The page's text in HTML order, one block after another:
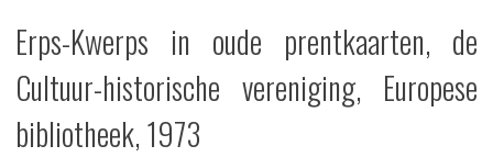
Erps-Kwerps in oude prentkaarten, de
Cultuur-historische vereniging, Europese
bibliotheek, 1973